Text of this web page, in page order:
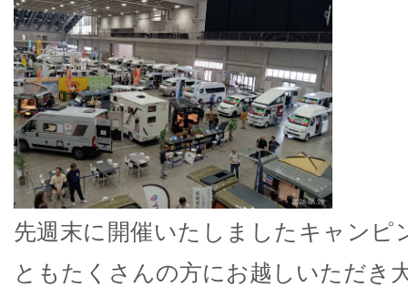
先週末に開催いたしましたキャンピ
ともたくさんの方にお越しいただき